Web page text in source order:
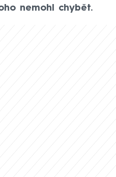
nemohl chybět.